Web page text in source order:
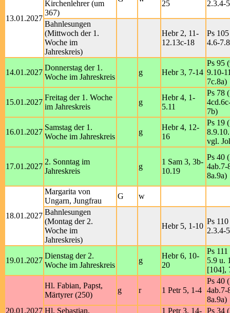
13.01.2027
Kirchenlehrer (um
367)
25
2.3.4-
Bahnlesungen
(Mittwoch der 1.
Woche im
Jahreskreis)
Hebr 2, 11-
12.13c-18
Ps
4.6-
14.01.2027
Donnerstag der 1.
Woche im Jahreskreis
g Hebr 3, 7-14
Ps 95
9.10-
7c.8a)
15.01.2027
Freitag der 1. Woche
im Jahreskreis
g
Hebr 4, 1-
5.11
Ps 78
7b)
16.01.2027
Samstag der 1.
Woche im Jahreskreis
g
Hebr 4, 12-
16
Ps 19
vgl.
17.01.2027
2. Sonntag im
Jahreskreis
g
1 Sam 3, 3b-
10.19
Ps 40
4ab.7-
8a.9a)
18.01.2027
Margarita von
Ungarn, Jungfrau
G
w
Bahnlesungen
(Montag der 2.
Woche im
Jahreskreis)
Hebr 5, 1-10
Ps
2.3.4-
19.01.2027
Dienstag der 2.
Woche im Jahreskreis
g
Hebr 6, 10-
20
Ps
5.9 u.
[104],
20.01.2027
Hl. Fabian, Papst,
Märtyrer (250)
g r 1 Petr 5, 1-4
Ps 40
4ab.7-
8a.9a)
Hl. Sebastian,
1 Petr 3, 14- Ps 34